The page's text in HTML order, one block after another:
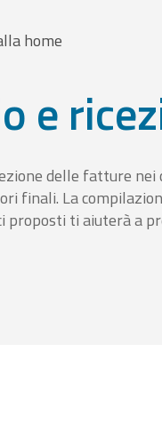
home
e
delle fatture nei
finali. La
proposti ti aiuterà a